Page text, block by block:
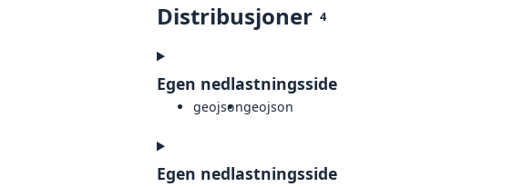
Distribusjoner 4
Egen nedlastningsside
geojsongeojson
Egen nedlastningsside